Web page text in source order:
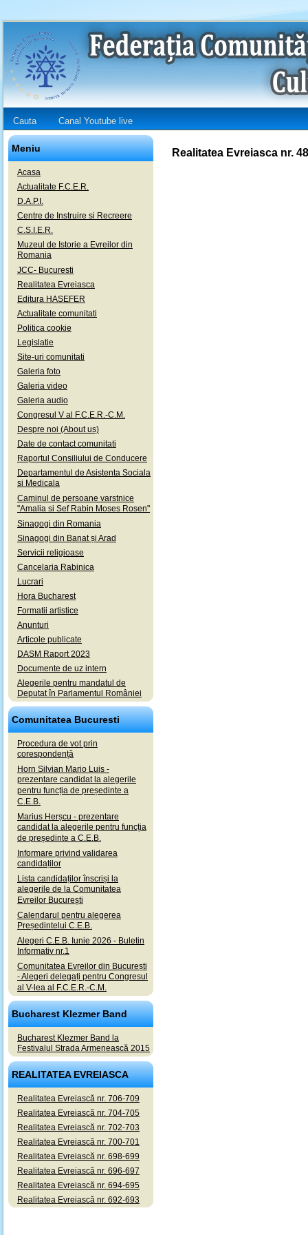
Cauta Canal Youtube live
Meniu
Acasa
Actualitate F.C.E.R.
D.A.P.I.
Centre de Instruire si Recreere
C.S.I.E.R.
Muzeul de Istorie a Evreilor din
Romania
JCC- Bucuresti
Realitatea Evreiasca
Editura HASEFER
Actualitate comunitati
Politica cookie
Legislatie
Site-uri comunitati
Galeria foto
Galeria video
Galeria audio
Congresul V al F.C.E.R.-C.M.
Despre noi (About us)
Date de contact comunitati
Raportul Consiliului de Conducere
Departamentul de Asistenta Sociala
si Medicala
Caminul de persoane varstnice
"Amalia si Sef Rabin Moses Rosen"
Sinagogi din Romania
Sinagogi din Banat și Arad
Servicii religioase
Cancelaria Rabinica
Lucrari
Hora Bucharest
Formatii artistice
Anunturi
Articole publicate
DASM Raport 2023
Documente de uz intern
Alegerile pentru mandatul de
Deputat în Parlamentul României
Comunitatea Bucuresti
Procedura de vot prin
corespondență
Horn Silvian Mario Luis -
prezentare candidat la alegerile
pentru funcția de președinte a
C.E.B.
Marius Herșcu - prezentare
candidat la alegerile pentru funcția
de președinte a C.E.B.
Informare privind validarea
candidaților
Lista candidaților înscriși la
alegerile de la Comunitatea
Evreilor București
Calendarul pentru alegerea
Președintelui C.E.B.
Alegeri C.E.B. Iunie 2026 - Buletin
Informativ nr.1
Comunitatea Evreilor din București
- Alegeri delegați pentru Congresul
al V-lea al F.C.E.R.-C.M.
Bucharest Klezmer Band
Bucharest Klezmer Band la
Festivalul Strada Armenească 2015
REALITATEA EVREIASCA
Realitatea Evreiască nr. 706-709
Realitatea Evreiască nr. 704-705
Realitatea Evreiască nr. 702-703
Realitatea Evreiască nr. 700-701
Realitatea Evreiască nr. 698-699
Realitatea Evreiască nr. 696-697
Realitatea Evreiască nr. 694-695
Realitatea Evreiască nr. 692-693
Realitatea Evreiasca nr.